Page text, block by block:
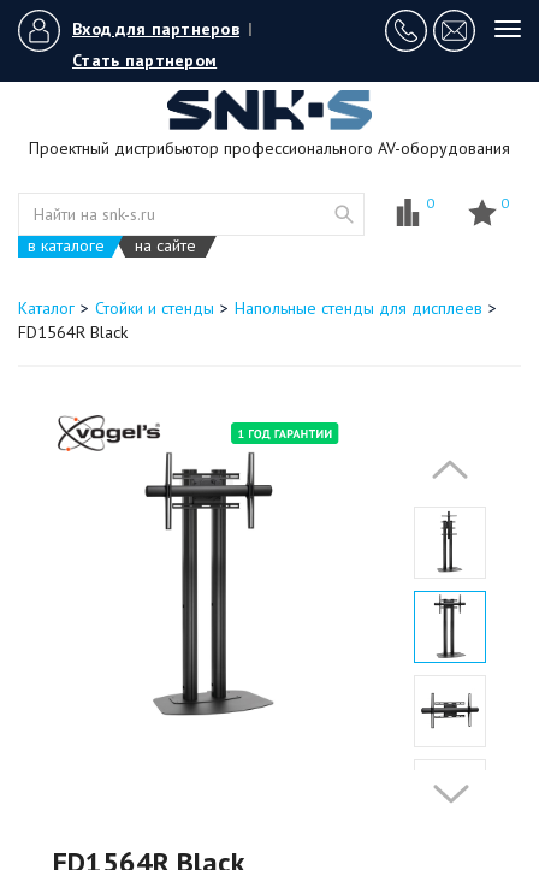
Вход для партнеров |
Стать партнером
Проектный дистрибьютор профессионального AV-оборудования
в каталоге на сайте
0 0
Каталог Стойки и стенды
Напольные стенды для дисплеев
FD1564R Black
FD1564R Black